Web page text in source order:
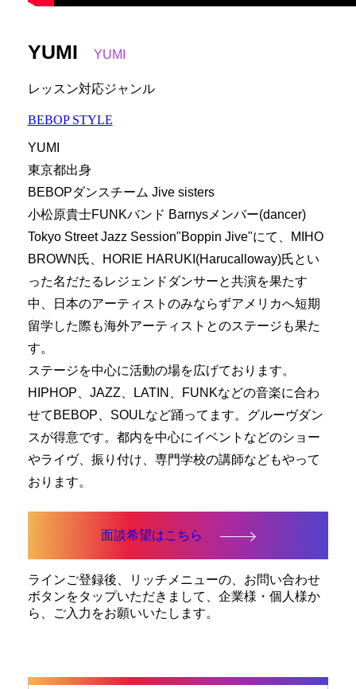
YUMI YUMI
レッスン対応ジャンル
BEBOP STYLE
YUMI
東京都出身
BEBOPダンスチーム Jive sisters
小松原貴士FUNKバンド Barnysメンバー(dancer)
Tokyo Street Jazz Session"Boppin Jive"にて、MIHO
BROWN氏、HORIE HARUKI(Harucalloway)氏とい
った名だたるレジェンドダンサーと共演を果たす
中、日本のアーティストのみならずアメリカへ短期
留学した際も海外アーティストとのステージも果た
す。
ステージを中心に活動の場を広げております。
HIPHOP、JAZZ、LATIN、FUNKなどの音楽に合わ
せてBEBOP、SOULなど踊ってます。グルーヴダン
スが得意です。都内を中心にイベントなどのショー
やライヴ、振り付け、専門学校の講師などもやって
おります。
面談希望はこちら
ラインご登録後、リッチメニューの、お問い合わせ
ボタンをタップいただきまして、企業様・個人様か
ら、ご入力をお願いいたします。